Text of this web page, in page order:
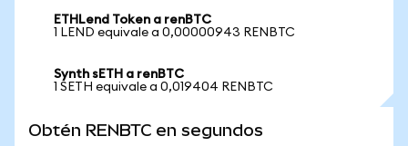
ETHLend Token a renBTC
1 LEND equivale a 0,00000943 RENBTC
Synth sETH a renBTC
1 SETH equivale a 0,019404 RENBTC
Obtén RENBTC en segundos